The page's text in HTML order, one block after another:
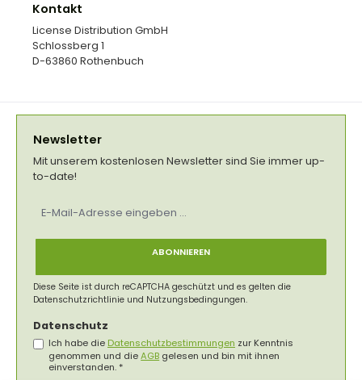
Kontakt
License Distribution GmbH
Schlossberg 1
D-63860 Rothenbuch
Newsletter
Mit unserem kostenlosen Newsletter sind Sie immer up-
to-date!
Mail-
ABONNIEREN
Diese Seite ist durch reCAPTCHA geschützt und es gelten die
Datenschutzrichtlinie und Nutzungsbedingungen.
Datenschutz
Ich habe die Datenschutzbestimmungen zur Kenntnis
genommen und dieAGB gelesen und bin mit ihnen
einverstanden. *